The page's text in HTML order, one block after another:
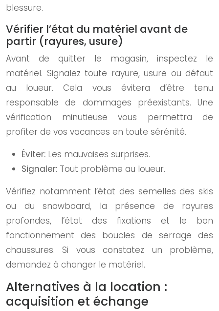
blessure.
Vérifier l’état du matériel avant de
partir (rayures, usure)
Avant de quitter le magasin, inspectez le
matériel. Signalez toute rayure, usure ou défaut
au loueur. Cela vous évitera d’être tenu
responsable de dommages préexistants. Une
vérification minutieuse vous permettra de
profiter de vos vacances en toute sérénité.
Éviter: Les mauvaises surprises.
Signaler: Tout problème au loueur.
Vérifiez notamment l’état des semelles des skis
ou du snowboard, la présence de rayures
profondes, l’état des fixations et le bon
fonctionnement des boucles de serrage des
chaussures. Si vous constatez un problème,
demandez à changer le matériel.
Alternatives à la location :
acquisition et échange